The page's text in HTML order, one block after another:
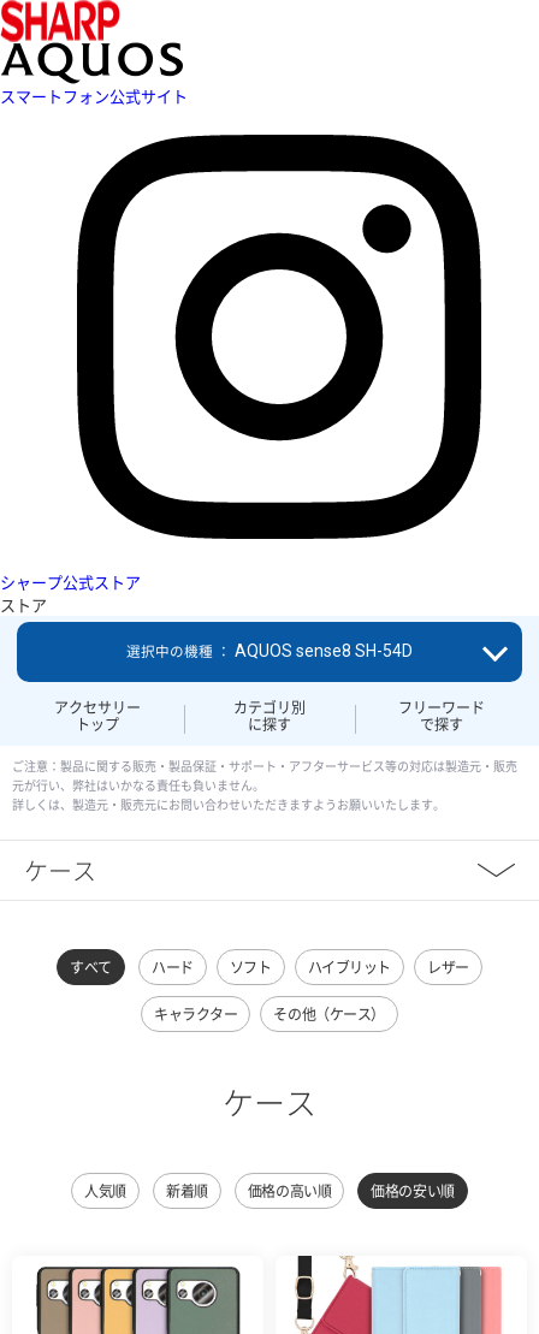
スマートフォン公式サイト
シャープ公式ストア
ストア
アクセサリー
トップ
カテゴリ別
に探す
フリーワード
で探す
選択中の機種 ： AQUOS sense8 SH-54D
ご注意：製品に関する販売・製品保証・サポート・アフターサービス等の対応は製造元・販売
元が行い、弊社はいかなる責任も負いません。
詳しくは、製造元・販売元にお問い合わせいただきますようお願いいたします。
ケース
すべて ハード ソフト ハイブリット レザー
キャラクター その他（ケース）
ケース
人気順 新着順 価格の高い順 価格の安い順